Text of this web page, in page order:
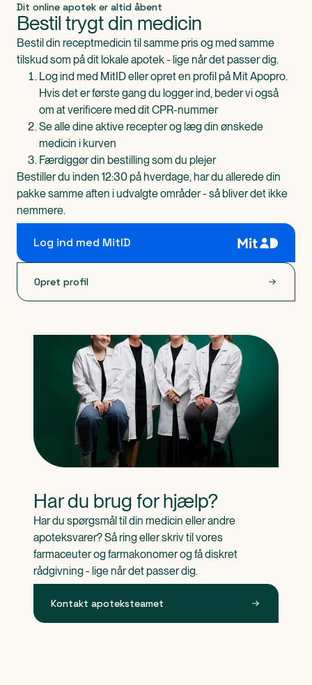
Dit online apotek er altid åbent
Bestil trygt din medicin
Bestil din receptmedicin til samme pris og med samme
tilskud som på dit lokale apotek - lige når det passer dig.
Log ind med MitID eller opret en profil på Mit Apopro.
Hvis det er første gang du logger ind, beder vi også
om at verificere med dit CPR-nummer
Se alle dine aktive recepter og læg din ønskede
medicin i kurven
Færdiggør din bestilling som du plejer
Bestiller du inden 12:30 på hverdage, har du allerede din
pakke samme aften i udvalgte områder - så bliver det ikke
nemmere.
Log ind med MitID
Opret profil
Har du brug for hjælp?
Har du spørgsmål til din medicin eller andre
apoteksvarer? Så ring eller skriv til vores
farmaceuter og farmakonomer og få diskret
rådgivning - lige når det passer dig.
Kontakt apoteksteamet